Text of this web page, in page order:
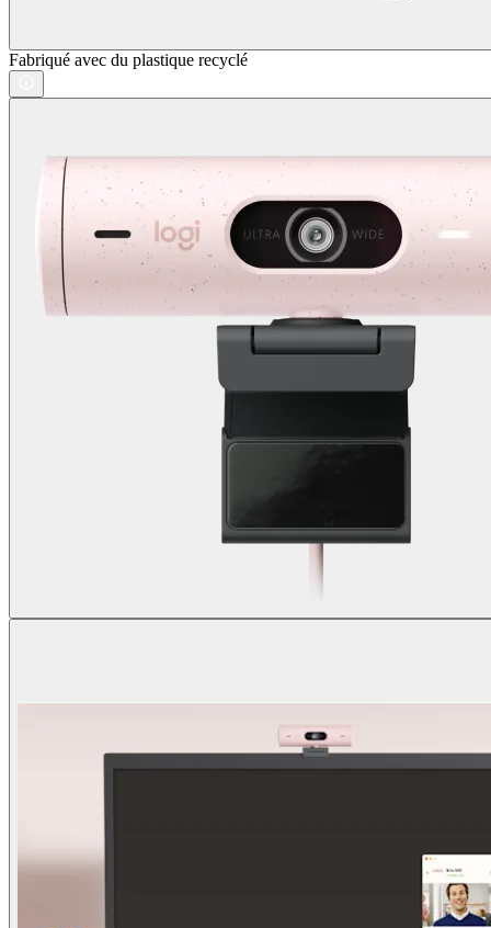
Fabriqué avec du plastique recyclé